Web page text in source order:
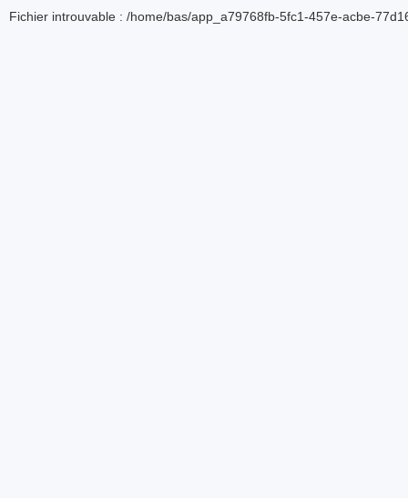
Fichier introuvable : /home/bas/app_a79768fb-5fc1-457e-acbe-